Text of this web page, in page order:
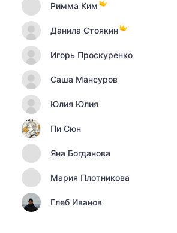
Римма Ким
Данила Стоякин
Игорь Проскуренко
Саша Мансуров
Юлия Юлия
Пи Сюн
Яна Богданова
Мария Плотникова
Глеб Иванов